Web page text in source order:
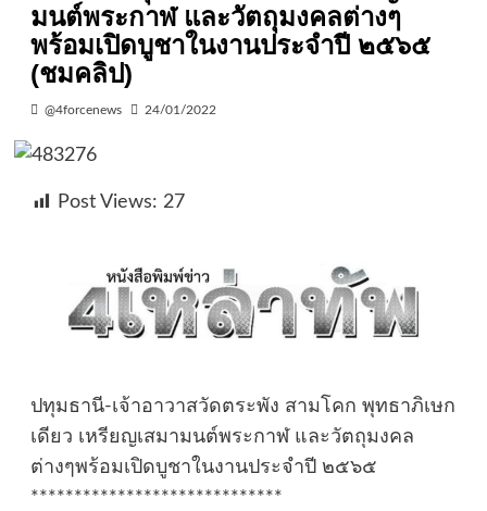
มนต์พระกาฬ และวัตถุมงคลต่างๆ
พร้อมเปิดบูชาในงานประจำปี ๒๕๖๕
(ชมคลิป)
@4forcenews 24/01/2022
Post Views: 27
ปทุมธานี-เจ้าอาวาสวัดตระพัง สามโคก พุทธาภิเษก
เดียว เหรียญเสมามนต์พระกาฬ และวัตถุมงคล
ต่างๆพร้อมเปิดบูชาในงานประจำปี ๒๕๖๕
*****************************